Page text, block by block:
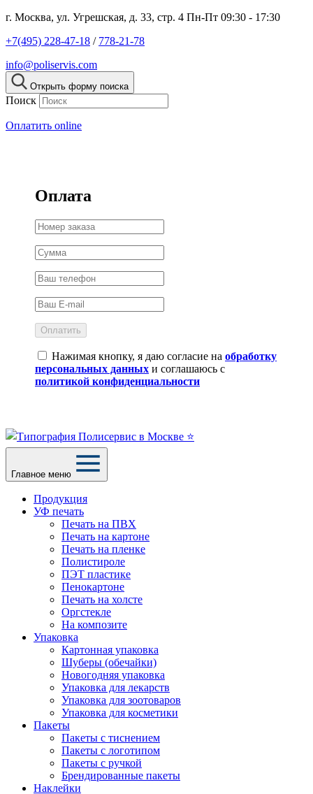
г. Москва, ул. Угрешская, д. 33, стр. 4 Пн-Пт 09:30 - 17:30
+7(495) 228-47-18 / 778-21-78
info@poliservis.com
Открыть форму поиска
Поиск
Оплатить online
Оплата
Оплатить
Нажимая кнопку, я даю согласие на обработку
персональных данных и соглашаюсь с
политикой конфиденциальности
Главное меню
Продукция
УФ печать
Печать на ПВХ
Печать на картоне
Печать на пленке
Полистироле
ПЭТ пластике
Пенокартоне
Печать на холсте
Оргстекле
На композите
Упаковка
Картонная упаковка
Шуберы (обечайки)
Новогодняя упаковка
Упаковка для лекарств
Упаковка для зоотоваров
Упаковка для косметики
Пакеты
Пакеты с тиснением
Пакеты с логотипом
Пакеты с ручкой
Брендированные пакеты
Наклейки